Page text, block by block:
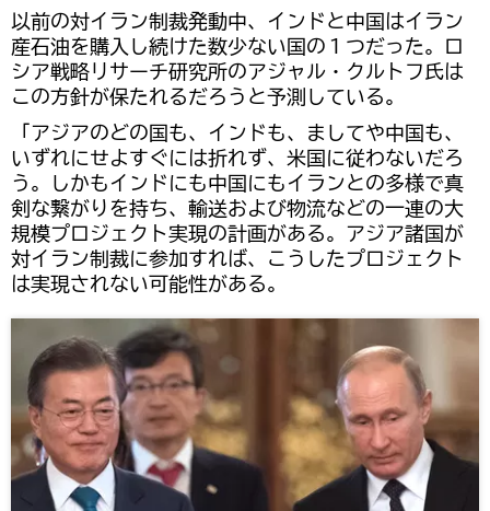
以前の対イラン制裁発動中、インドと中国はイラン
産石油を購入し続けた数少ない国の１つだった。ロ
シア戦略リサーチ研究所のアジャル・クルトフ氏は
この方針が保たれるだろうと予測している。
「アジアのどの国も、インドも、ましてや中国も、
いずれにせよすぐには折れず、米国に従わないだろ
う。しかもインドにも中国にもイランとの多様で真
剣な繋がりを持ち、輸送および物流などの一連の大
規模プロジェクト実現の計画がある。アジア諸国が
対イラン制裁に参加すれば、こうしたプロジェクト
は実現されない可能性がある。